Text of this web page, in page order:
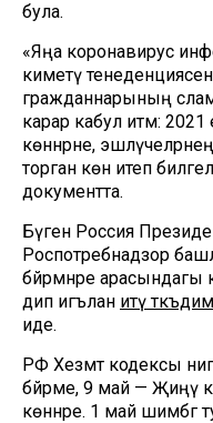
була.
«Яңа коронавирус
киметү
гражданнарының
карар кабул итәм:
көннәрне,
торган көн итеп
документта.
Бүген Россия
Роспотребнадзор
бәйрәмнәре арасындагы
дип игълан итү
иде.
РФ Хезмәт кодексы
бәйрәме, 9 май — Җиңү
көннәре. 1 май шимбәгә